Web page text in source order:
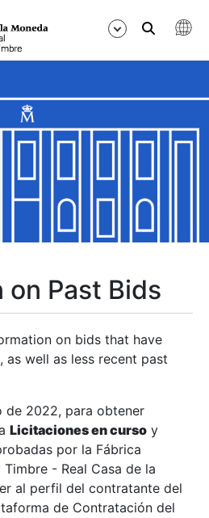
Past Bids
on bids that have
as well as less recent past
2022, para obtener
Licitaciones en curso y
por la Fábrica
- Real Casa de la
al perfil del contratante del
de Contratación del